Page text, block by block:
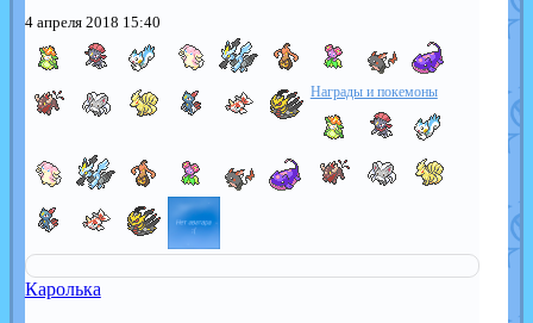
4 апреля 2018 15:40
Награды и покемоны
Каролька